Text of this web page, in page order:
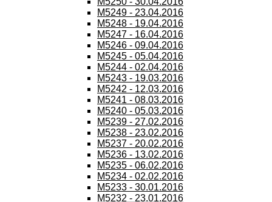
M5249 - 23.04.2016
M5248 - 19.04.2016
M5247 - 16.04.2016
M5246 - 09.04.2016
M5245 - 05.04.2016
M5244 - 02.04.2016
M5243 - 19.03.2016
M5242 - 12.03.2016
M5241 - 08.03.2016
M5240 - 05.03.2016
M5239 - 27.02.2016
M5238 - 23.02.2016
M5237 - 20.02.2016
M5236 - 13.02.2016
M5235 - 06.02.2016
M5234 - 02.02.2016
M5233 - 30.01.2016
M5232 - 23.01.2016